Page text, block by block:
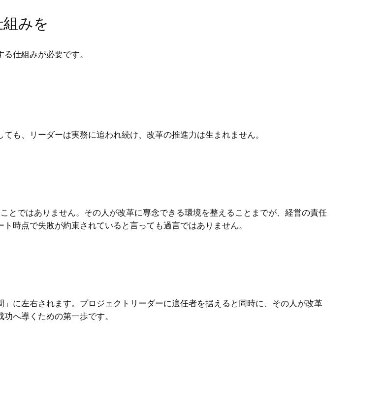
みを
仕組みが必要です。
も、リーダーは実務に追われ続け、改革の推進力は生まれません。
とではありません。その人が改革に専念できる環境を整えることまでが、経営の責任
時点で失敗が約束されていると言っても過言ではありません。
に左右されます。プロジェクトリーダーに適任者を据えると同時に、その人が改革
へ導くための第一歩です。